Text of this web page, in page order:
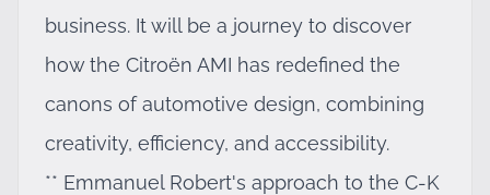
business. It will be a journey to discover
how the Citroën AMI has redefined the
canons of automotive design, combining
creativity, efficiency, and accessibility.
** Emmanuel Robert's approach to the C-K